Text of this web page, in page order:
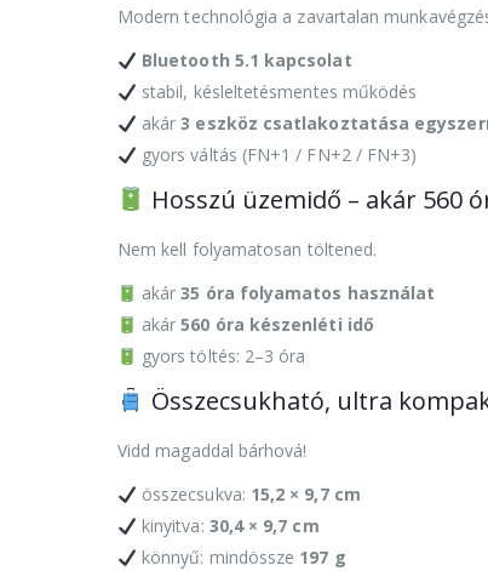
Modern technológia a zavartalan
Bluetooth 5.1 kapcsolat
stabil, késleltetésmentes működés
akár3 eszköz csatlakoztatása
gyors váltás (FN+1 / FN+2 / FN+3)
Hosszú üzemidő – akár 560
Nem kell folyamatosan töltened.
akár35 óra folyamatos használat
akár560 óra készenléti idő
gyors töltés: 2–3 óra
Összecsukható, ultra
Vidd magaddal bárhová!
összecsukva: 15,2 × 9,7 cm
kinyitva: 30,4 × 9,7 cm
könnyű: mindössze 197 g